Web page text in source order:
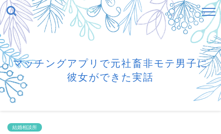
マッチングアプリで元社畜非モテ男子に
彼女ができた実話
結婚相談所